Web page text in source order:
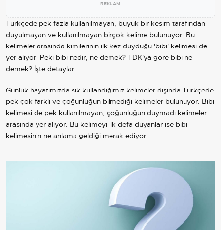
REKLAM
Türkçede pek fazla kullanılmayan, büyük bir kesim tarafından
duyulmayan ve kullanılmayan birçok kelime bulunuyor. Bu
kelimeler arasında kimilerinin ilk kez duyduğu 'bibi' kelimesi de
yer alıyor. Peki bibi nedir, ne demek? TDK'ya göre bibi ne
demek? İşte detaylar...
Günlük hayatımızda sık kullandığımız kelimeler dışında Türkçede
pek çok farklı ve çoğunluğun bilmediği kelimeler bulunuyor. Bibi
kelimesi de pek kullanılmayan, çoğunluğun duymadı kelimeler
arasında yer alıyor. Bu kelimeyi ilk defa duyanlar ise bibi
kelimesinin ne anlama geldiği merak ediyor.